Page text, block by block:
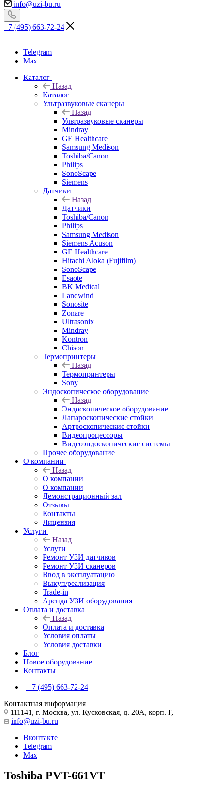
info@uzi-bu.ru
+7 (495) 663-72-24
Telegram
Max
Каталог
Назад
Каталог
Ультразвуковые сканеры
Назад
Ультразвуковые сканеры
Mindray
GE Healthcare
Samsung Medison
Toshiba/Canon
Philips
SonoScape
Siemens
Датчики
Назад
Датчики
Toshiba/Canon
Philips
Samsung Medison
Siemens Acuson
GE Healthcare
Hitachi Aloka (Fujifilm)
SonoScape
Esaote
BK Medical
Landwind
Sonosite
Zonare
Ultrasonix
Mindray
Kontron
Chison
Термопринтеры
Назад
Термопринтеры
Sony
Эндоскопическое оборудование
Назад
Эндоскопическое оборудование
Лапароскопические стойки
Артроскопические стойки
Видеопроцессоры
Видеоэндоскопические системы
Прочее оборудование
О компании
Назад
О компании
О компании
Демонстрационный зал
Отзывы
Контакты
Лицензия
Услуги
Назад
Услуги
Ремонт УЗИ датчиков
Ремонт УЗИ сканеров
Ввод в эксплуатацию
Выкуп/реализация
Trade-in
Аренда УЗИ оборудования
Оплата и доставка
Назад
Оплата и доставка
Условия оплаты
Условия доставки
Блог
Новое оборудование
Контакты
+7 (495) 663-72-24
Контактная информация
111141, г. Москва, ул. Кусковская, д. 20А, корп. Г,
info@uzi-bu.ru
Вконтакте
Telegram
Max
Toshiba PVT-661VT